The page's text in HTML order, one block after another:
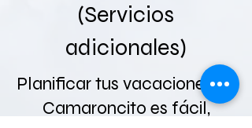
(Servicios
adicionales)
Planificar tus vacaciones en
Camaroncito es fácil,